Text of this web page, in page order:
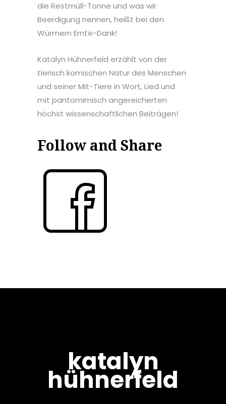
die Restmüll-Tonne und was wir
Beerdigung nennen, heißt bei den
Würmern Ernte-Dank!
Katalyn Hühnerfeld erzählt von der
tierisch komischen Natur des Menschen
und seiner Mit-Tiere in Wort, Lied und
mit pantomimisch angereicherten
höchst wissenschaftlichen Beiträgen!
Follow and Share
katalyn
hühnerfeld